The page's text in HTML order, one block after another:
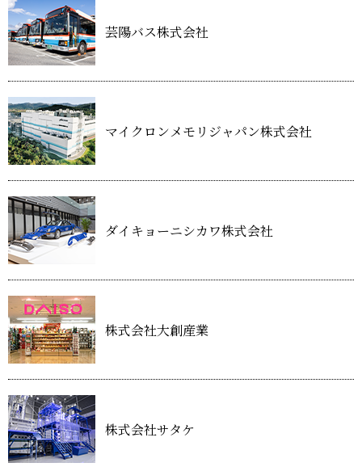
芸陽バス株式会社
マイクロンメモリジャパン株式会社
ダイキョーニシカワ株式会社
株式会社大創産業
株式会社サタケ